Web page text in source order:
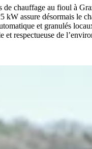
de chauffage au fioul à
kW assure désormais le
et granulés
et respectueuse de